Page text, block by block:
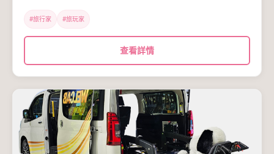
#旅行家 #旅玩家
查看詳情